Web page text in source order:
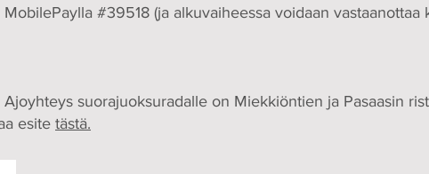
#39518 (ja alkuvaiheessa voidaan vastaanottaa
suorajuoksuradalle on Miekkiöntien ja Pasaasin
esite tästä.